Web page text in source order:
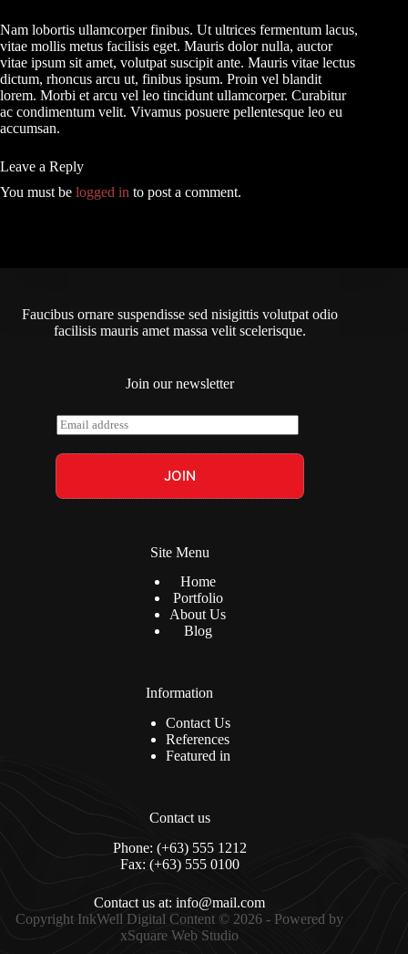
Nam lobortis ullamcorper finibus. Ut ultrices fermentum lacus,
vitae mollis metus facilisis eget. Mauris dolor nulla, auctor
vitae ipsum sit amet, volutpat suscipit ante. Mauris vitae lectus
dictum, rhoncus arcu ut, finibus ipsum. Proin vel blandit
lorem. Morbi et arcu vel leo tincidunt ullamcorper. Curabitur
ac condimentum velit. Vivamus posuere pellentesque leo eu
accumsan.
Leave a Reply
You must be logged in to post a comment.
Faucibus ornare suspendisse sed nisigittis volutpat odio
facilisis mauris amet massa velit scelerisque.
Join our newsletter
E
m
a
*
JOIN
Site Menu
Home
Portfolio
About Us
Blog
Information
Contact Us
References
Featured in
Contact us
Phone: (+63) 555 1212
Fax: (+63) 555 0100
Contact us at: info@mail.com
Copyright InkWell Digital Content © 2026 - Powered by
xSquare Web Studio